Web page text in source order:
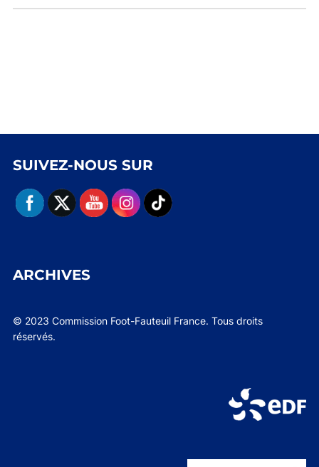
SUIVEZ-NOUS SUR
ARCHIVES
© 2023 Commission Foot-Fauteuil France. Tous droits
réservés.